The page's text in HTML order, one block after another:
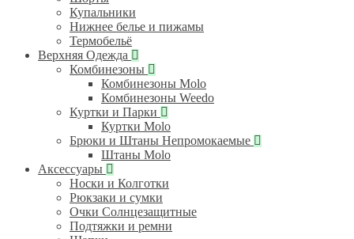
Купальники
Нижнее белье и пижамы
Термобельё
Верхняя Одежда
Комбинезоны
Комбинезоны Molo
Комбинезоны Weedo
Куртки и Парки
Куртки Molo
Брюки и Штаны Непромокаемые
Штаны Molo
Аксессуары
Носки и Колготки
Рюкзаки и сумки
Очки Солнцезащитные
Подтяжки и ремни